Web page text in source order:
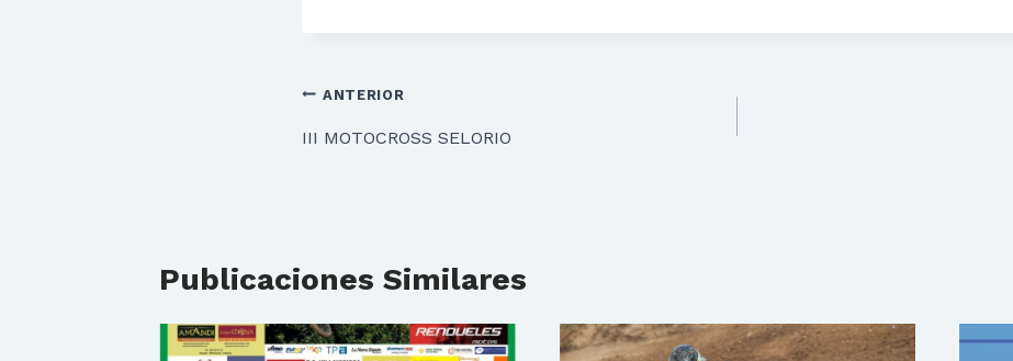
Navegación
de
ANTERIOR
III MOTOCROSS SELORIO
Publicaciones Similares